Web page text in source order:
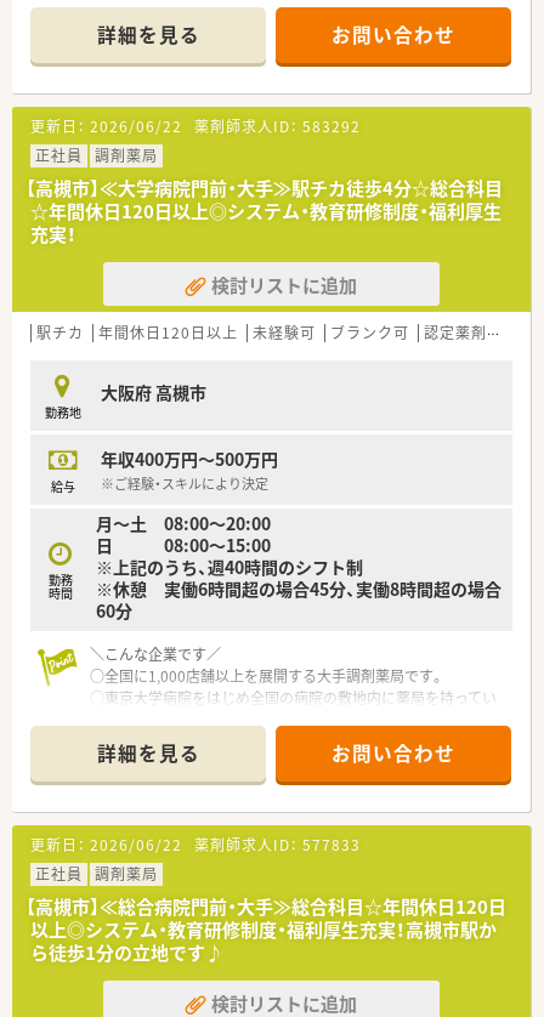
詳細を見る お問い合わせ
更新日： 2026/06/22 薬剤師求人ID： 583292
正社員
調剤薬局
【高槻市】≪大学病院門前・大手≫駅チカ徒歩4分☆総合科目
☆年間休日120日以上◎システム・教育研修制度・福利厚生
充実！
検討リストに追加
駅チカ 年間休日120日以上 未経験可 ブランク可 認定薬剤師取得支援あり
勤務地
大阪府 高槻市
給与
年収400万円～500万円
※ご経験・スキルにより決定
勤務
時間
月〜土 08:00〜20:00
日 08:00〜15:00
※上記のうち、週40時間のシフト制
※休憩 実働6時間超の場合45分、実働8時間超の場合
60分
＼こんな企業です／
○全国に1,000店舗以上を展開する大手調剤薬局です。
○東京大学病院をはじめ全国の病院の敷地内に薬局を持ってい
病診薬連携を強化することで、地域にお住いの患者様に高度な医
療の提供を実現しています。
○全店「同一の機械・システム」を採用しており、且つ処方箋の応
需内容が多岐にわたる（敷地内・病院門前・医療モール・CL門前）
ので、スキルUPしたい方にはお勧めもです。
○長期就業＆自己研讃を続ける事で給与があがる仕組みになっ
ており、将来的に高年収も狙う事が出来ます。
○インターネットを使って処方薬の飲み方を遠隔指導する「オン
ライン服薬指導」、今後も病院の「敷地内薬局」の推進、女性客の
取り込みを狙う店舗でデザインの一新。
M&Aによる店舗拡大と業界のリーディングカンパニーとして成
長を続けています。
○どの店舗も、最新システムが整っています！
詳細を見る お問い合わせ
更新日： 2026/06/22 薬剤師求人ID： 577833
正社員
調剤薬局
【高槻市】≪総合病院門前・大手≫総合科目☆年間休日120日
以上◎システム・教育研修制度・福利厚生充実！高槻市駅か
ら徒歩1分の立地です♪
検討リストに追加